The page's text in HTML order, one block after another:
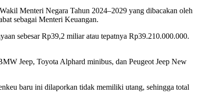
Menteri Negara Tahun 2024–2029 yang dibacakan oleh
sebagai Menteri Keuangan.
sebesar Rp39,2 miliar atau tepatnya Rp39.210.000.000.
Jeep, Toyota Alphard minibus, dan Peugeot Jeep New
baru ini dilaporkan tidak memiliki utang, sehingga total